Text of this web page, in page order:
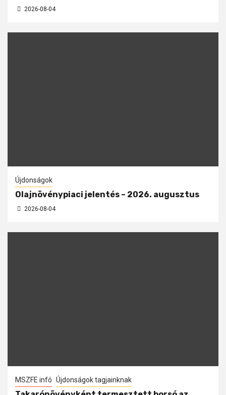
2026-08-04
Újdonságok
Olajnövénypiaci jelentés – 2026. augusztus
2026-08-04
MSZFE infó Újdonságok tagjainknak